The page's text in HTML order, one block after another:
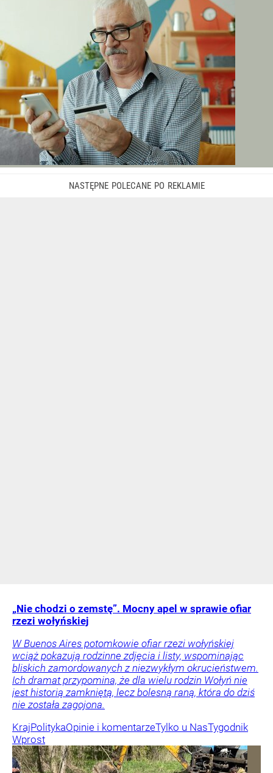
„Nie chodzi o zemstę”. Mocny apel w sprawie ofiar
rzezi wołyńskiej
W Buenos Aires potomkowie ofiar rzezi wołyńskiej
wciąż pokazują rodzinne zdjęcia i listy, wspominając
bliskich zamordowanych z niezwykłym okrucieństwem.
Ich dramat przypomina, że dla wielu rodzin Wołyń nie
jest historią zamkniętą, lecz bolesną raną, która do dziś
nie została zagojona.
KrajPolitykaOpinie i komentarzeTylko u NasTygodnik
Wprost